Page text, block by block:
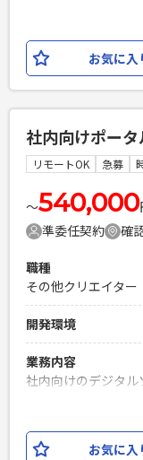
集。 今回の募集で
の新規提案〜導入
医療・介護など様
クト活用の提案 ・
ロダクトチームへの
エンタープライズ企
関われる環境です
しながら、事業成
です。
必須スキル
・法人営業経験（5
クト）の法人営業
力が高く、予期せぬ
を活用されている方
PHPを用いた
お気に入
社内向けポー
リモートOK 急募
〜540,000
準委任契約
確
職種
その他クリエイター
開発環境
業務内容
社内向けのデジタ
成・校正、発信内
365（SharePoint
ら、 社内コミュニ
お気に入